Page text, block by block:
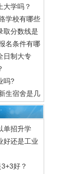
大学吗？
学校有哪些
取分数线是
名条件有哪
日制大专
吗?
生宿舍是几
单招升学
好还是工业
好？